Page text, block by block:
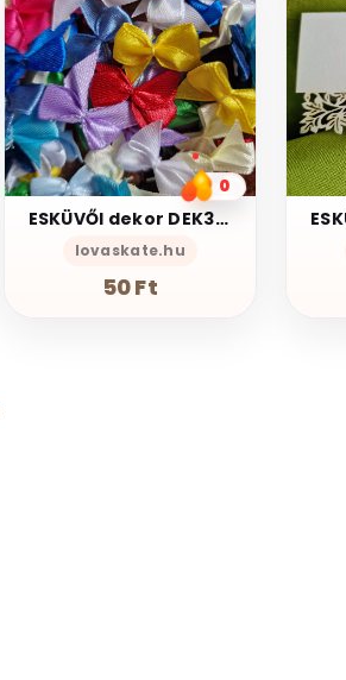
0
ESKÜVŐI dekor DEK33 - 20x30mm-es szatén masni HANDMADE - több színben
lovaskate.hu
50 Ft